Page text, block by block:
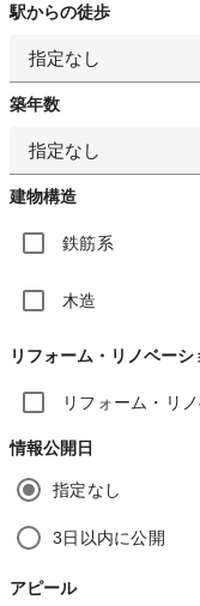
駅からの徒歩
指定なし
築年数
指定なし
建物構造
鉄筋系
木造
リフォーム・リノベーシ
リフォーム・リ
情報公開日
指定なし
3日以内に公開
アピール